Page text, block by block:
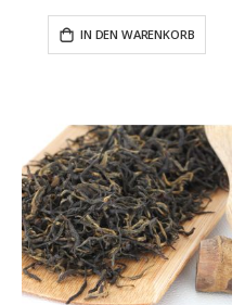
IN DEN WARENKORB